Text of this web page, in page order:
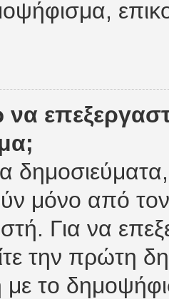
μόνο από
Για να
την πρώτη
το